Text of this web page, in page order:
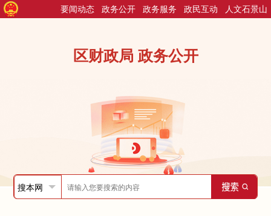
人文石景山
政民互动
政务服务
政务公开
要闻动态
区财政局 政务公开